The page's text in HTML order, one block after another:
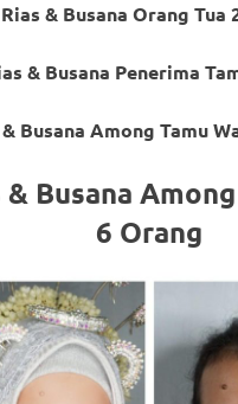
.
& Busana Orang Tua
& Busana Penerima
Busana Among Tamu
& Busana
6 Orang